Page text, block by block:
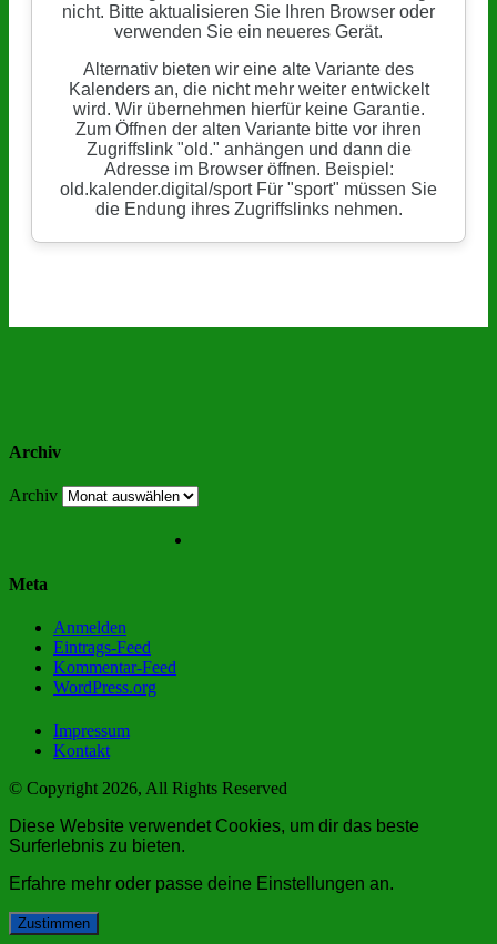
Archiv
Archiv
Meta
Anmelden
Eintrags-Feed
Kommentar-Feed
WordPress.org
Impressum
Kontakt
© Copyright 2026, All Rights Reserved
Diese Website verwendet Cookies, um dir das beste
Surferlebnis zu bieten.
Erfahre mehr oder passe deine Einstellungen an.
Zustimmen